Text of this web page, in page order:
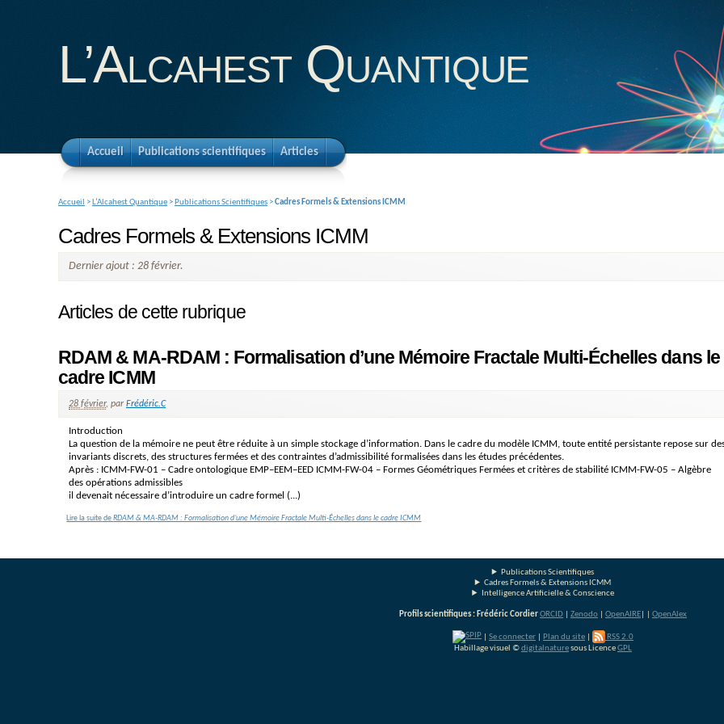
L’Alcahest Quantique
Accueil Publications scientifiques Articles
Accueil > L’Alcahest Quantique > Publications Scientifiques >Cadres Formels & Extensions ICMM
Cadres Formels & Extensions ICMM
Dernier ajout : 28 février.
Articles de cette rubrique
RDAM & MA-RDAM : Formalisation d’une Mémoire Fractale Multi-Échelles dans le
cadre ICMM
28 février, par Frédéric.C
Introduction
La question de la mémoire ne peut être réduite à un simple stockage d’information. Dans le cadre du modèle ICMM, toute entité persistante repose sur
invariants discrets, des structures fermées et des contraintes d’admissibilité formalisées dans les études précédentes.
Après : ICMM-FW-01 – Cadre ontologique EMP–EEM–EED ICMM-FW-04 – Formes Géométriques Fermées et critères de stabilité ICMM-FW-05 – Algèbre
des opérations admissibles
il devenait nécessaire d’introduire un cadre formel (...)
Lire la suitedeRDAM & MA-RDAM : Formalisation d’une Mémoire Fractale Multi-Échelles dans le cadre ICMM
Publications Scientifiques
Cadres Formels & Extensions ICMM
Intelligence Artificielle & Conscience
Profils scientifiques : Frédéric CordierORCID Zenodo OpenAIRE OpenAlex
Se connecter Plan du site
RSS 2.0
Habillage visuel ©digitalnaturesous LicenceGPL